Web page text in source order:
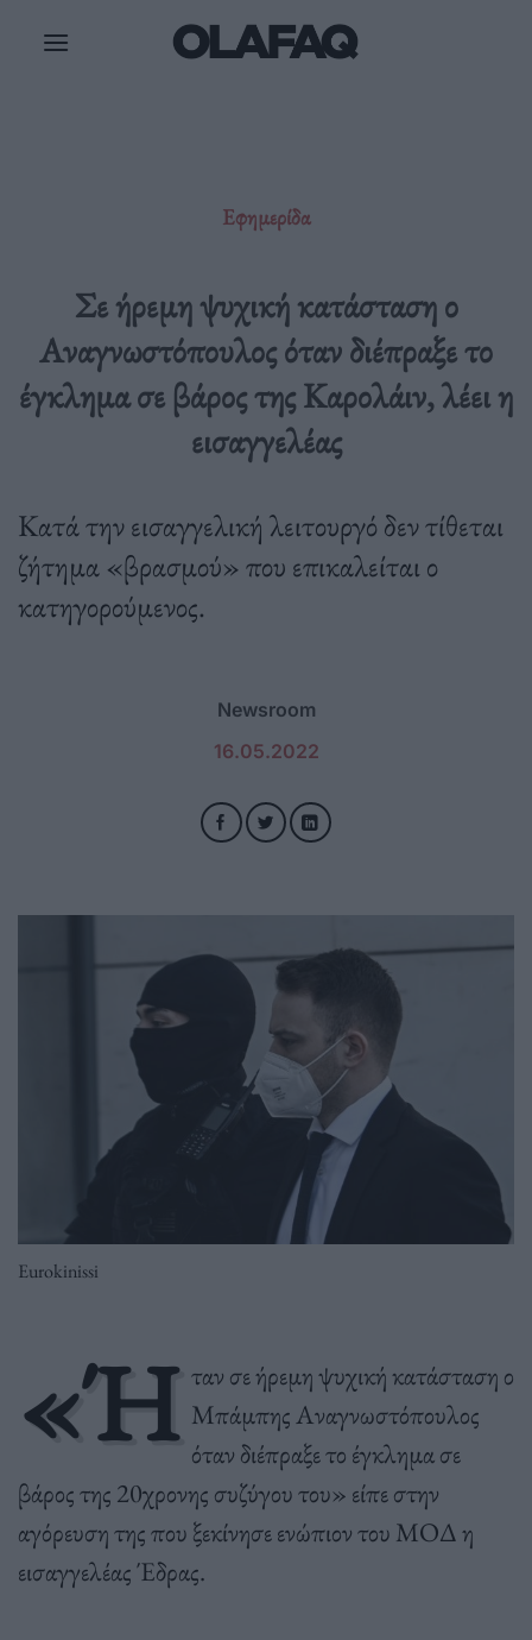
Εφημερίδα
Σε ήρεμη ψυχική κατάσταση ο
Αναγνωστόπουλος όταν διέπραξε το
έγκλημα σε βάρος της Καρολάιν, λέει η
εισαγγελέας
Κατά την εισαγγελική λειτουργό δεν τίθεται
ζήτημα «βρασμού» που επικαλείται ο
κατηγορούμενος.
Newsroom
16.05.2022
Eurokinissi
«Ή ταν σε ήρεμη ψυχική κατάσταση ο
Μπάμπης Αναγνωστόπουλος
όταν διέπραξε το έγκλημα σε
βάρος της 20χρονης συζύγου του» είπε στην
αγόρευση της που ξεκίνησε ενώπιον του ΜΟΔ η
εισαγγελέας Έδρας.